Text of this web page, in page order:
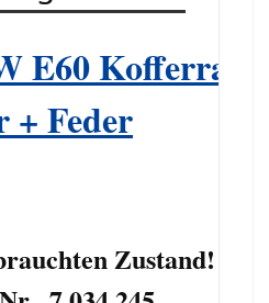
E60
+ Feder
Zustand!